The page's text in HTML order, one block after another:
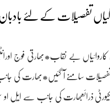
تفصیلات کے لئے بادبان
بے نقاب*بھارتی فوج
سامنے آ گئیں*بھارت کی
ذرائعبھارت کی جانب سے ایل